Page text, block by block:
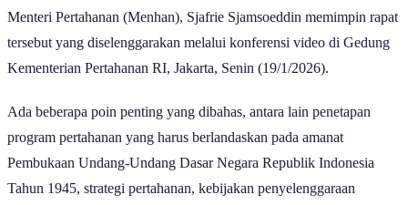
Menteri Pertahanan (Menhan), Sjafrie Sjamsoeddin memimpin rapat
tersebut yang diselenggarakan melalui konferensi video di Gedung
Kementerian Pertahanan RI, Jakarta, Senin (19/1/2026).
Ada beberapa poin penting yang dibahas, antara lain penetapan
program pertahanan yang harus berlandaskan pada amanat
Pembukaan Undang-Undang Dasar Negara Republik Indonesia
Tahun 1945, strategi pertahanan, kebijakan penyelenggaraan